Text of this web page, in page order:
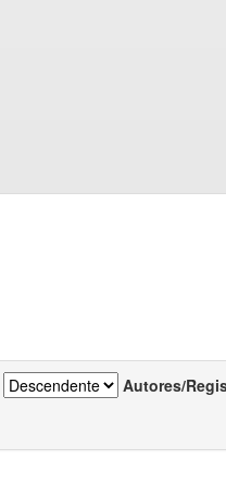
Autores/